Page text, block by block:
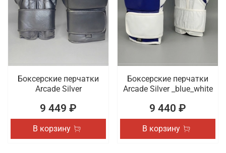
Боксерские перчатки
Arcade Silver
9 449 ₽
В корзину
Боксерские перчатки
Arcade Silver _blue_white
9 440 ₽
В корзину